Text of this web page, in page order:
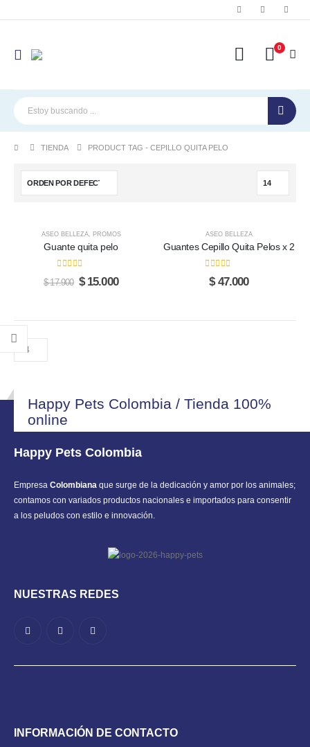
0
TIENDA PRODUCT TAG -CEPILLO QUITA PELO
ASEO BELLEZA, PROMOS
Guante quita pelo
out of 5
$17.900 Original
$15.000Current
ASEO BELLEZA
Guantes Cepillo Quita Pelos x 2
out of 5
$47.000
Happy Pets Colombia / Tienda 100%
online
Happy Pets Colombia
Empresa Colombiana que surge de la dedicación y amor por los animales;
contamos con variados productos nacionales e importados para consentir
a los peludos con estilo e innovación.
NUESTRAS REDES
INFORMACIÓN DE CONTACTO